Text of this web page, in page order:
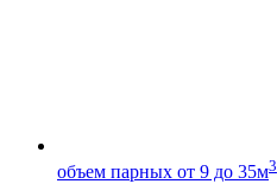
объем парных от 9 до 35м3